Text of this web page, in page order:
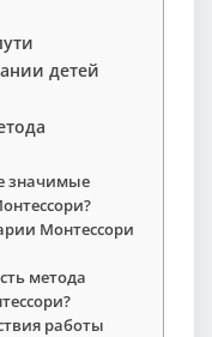
детей
значимые
Монтессори
метода
работы